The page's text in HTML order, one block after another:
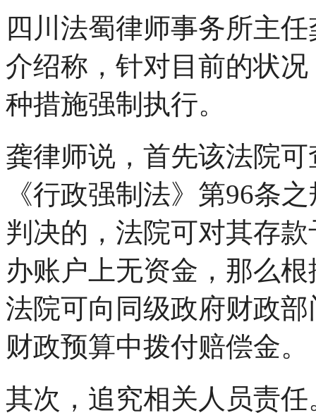
四川法蜀律师事务所主
介绍称，针对目前的状
种措施强制执行。
龚律师说，首先该法院
《行政强制法》第96条
判决的，法院可对其存
办账户上无资金，那么
法院可向同级政府财政
财政预算中拨付赔偿金。
其次，追究相关人员责